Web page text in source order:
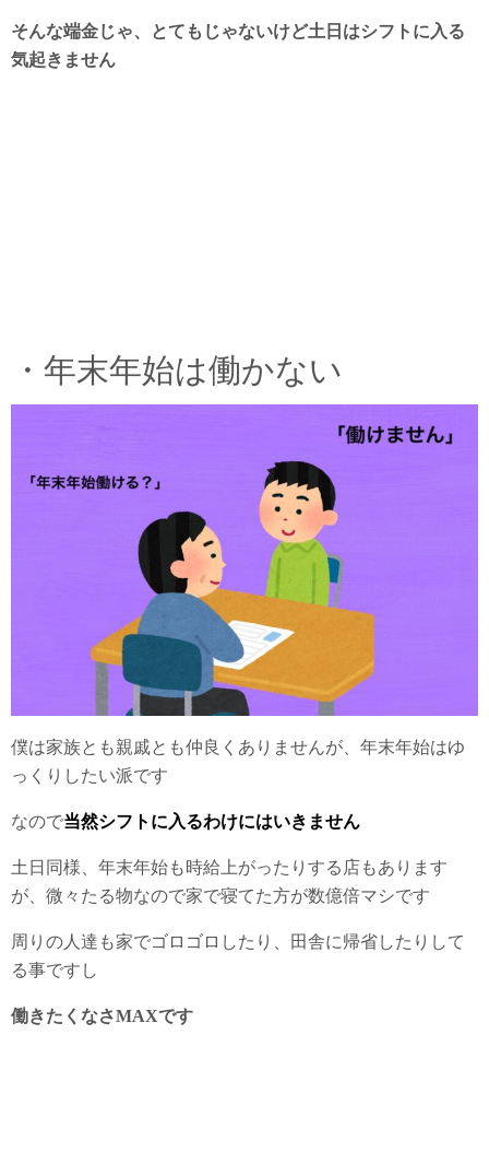
そんな端金じゃ、とてもじゃないけど土日はシフトに入る
気起きません
・年末年始は働かない
僕は家族とも親戚とも仲良くありませんが、年末年始はゆ
っくりしたい派です
なので当然シフトに入るわけにはいきません
土日同様、年末年始も時給上がったりする店もあります
が、微々たる物なので家で寝てた方が数億倍マシです
周りの人達も家でゴロゴロしたり、田舎に帰省したりして
る事ですし
働きたくなさMAXです